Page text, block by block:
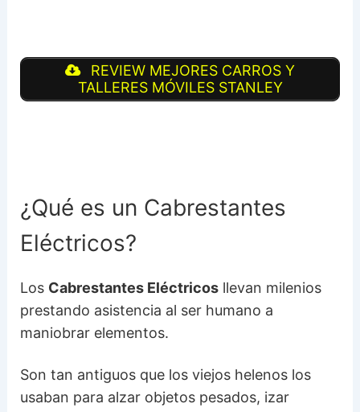
REVIEW MEJORES CARROS Y
TALLERES MÓVILES STANLEY
¿Qué es un Cabrestantes
Eléctricos?
Los Cabrestantes Eléctricos llevan milenios
prestando asistencia al ser humano a
maniobrar elementos.
Son tan antiguos que los viejos helenos los
usaban para alzar objetos pesados, izar